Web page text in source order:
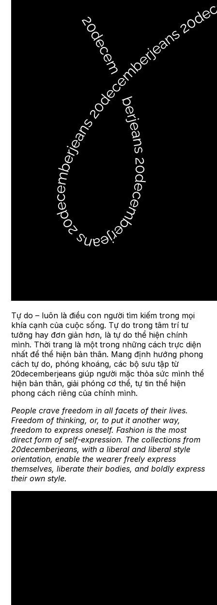
Tự do – luôn là điều con người tìm kiếm trong mọi
khía cạnh của cuộc sống. Tự do trong tâm trí tư
tưởng hay đơn giản hơn, là tự do thể hiện chính
mình. Thời trang là một trong những cách trực diện
nhất để thể hiện bản thân. Mang định hướng phong
cách tự do, phóng khoáng, các bộ sưu tập từ
20decemberjeans giúp người mặc thỏa sức mình thể
hiện bản thân, giải phóng cơ thể, tự tin thể hiện
phong cách riêng của chính mình.
People crave freedom in all facets of their lives.
Freedom of thinking, or, to put it another way,
freedom to express oneself. Fashion is the most
direct form of self-expression. The collections from
20decemberjeans, with a liberal and liberal style
orientation, enable the wearer freely express
themselves, liberate their bodies, and boldly express
their own style.